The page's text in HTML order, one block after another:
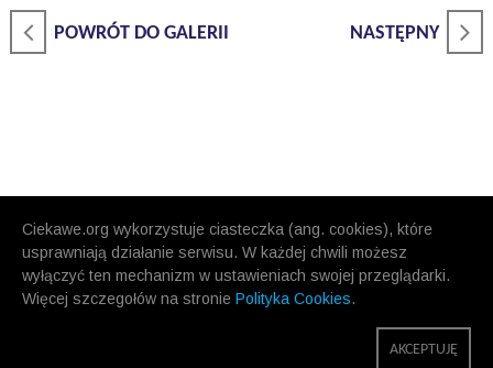
Ciekawe.org wykorzystuje ciasteczka (ang. cookies), które
usprawniają działanie serwisu. W każdej chwili możesz
wyłączyć ten mechanizm w ustawieniach swojej przeglądarki.
Więcej szczegołów na stronie Polityka Cookies.
AKCEPTUJĘ
POWRÓT DO GALERII NASTĘPNY